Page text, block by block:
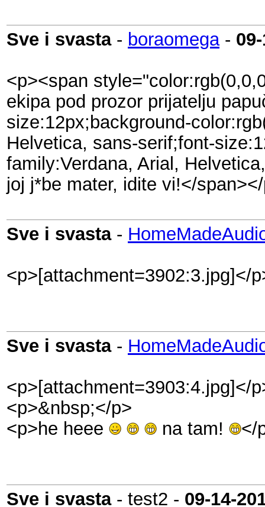
Sve i svasta- boraomega-
<p><span
ekipa pod prozor prijatelju
size:12px;background-
Helvetica, sans-serif;font-
family:Verdana, Arial,
joj j*be mater, idite vi!</
Sve i svasta-
<p>[attachment=3902:3.jpg]</
Sve i svasta-
<p>[attachment=3903:4.jpg]</
<p>&nbsp;</p>
<p>he heee
na tam! </
Sve i svasta- test2 - 09-14-